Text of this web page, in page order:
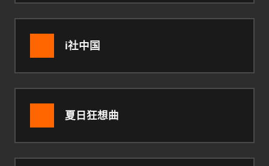
i社中国
夏日狂想曲